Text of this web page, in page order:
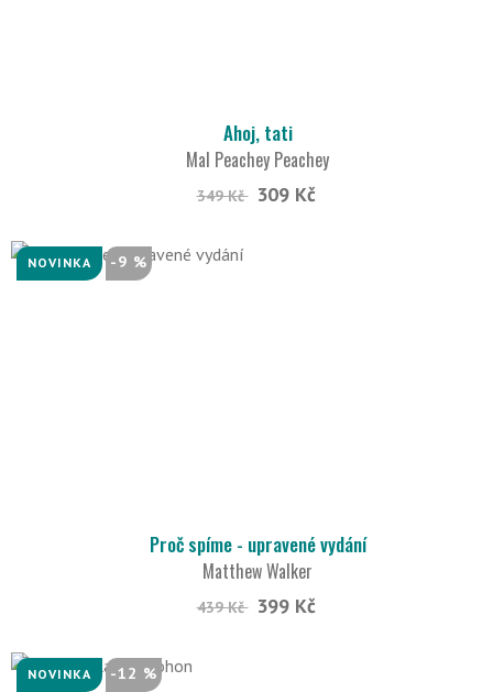
Ahoj, tati
Mal Peachey Peachey
349 Kč 309 Kč
NOVINKA -9 %
Proč spíme - upravené vydání
Matthew Walker
439 Kč 399 Kč
NOVINKA -12 %